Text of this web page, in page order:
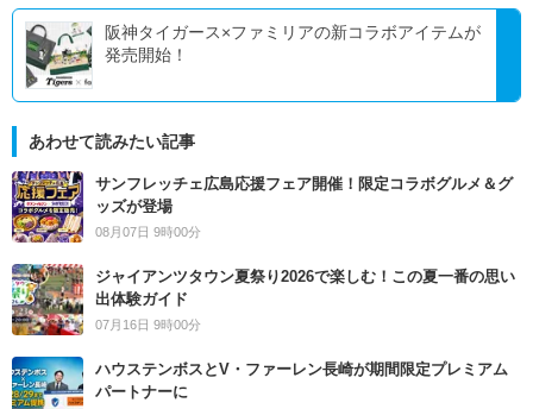
阪神タイガース×ファミリアの新コラボアイテムが
発売開始！
あわせて読みたい記事
サンフレッチェ広島応援フェア開催！限定コラボグルメ＆グ
ッズが登場
08月07日 9時00分
ジャイアンツタウン夏祭り2026で楽しむ！この夏一番の思い
出体験ガイド
07月16日 9時00分
ハウステンボスとV・ファーレン長崎が期間限定プレミアム
パートナーに